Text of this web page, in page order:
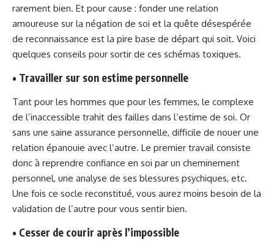
rarement bien. Et pour cause : fonder une relation
amoureuse sur la négation de soi et la quête désespérée
de reconnaissance est la pire base de départ qui soit. Voici
quelques conseils pour sortir de ces schémas toxiques.
• Travailler sur son estime personnelle
Tant pour les hommes que pour les femmes, le complexe
de l’inaccessible trahit des failles dans l’estime de soi. Or
sans une saine assurance personnelle, difficile de nouer une
relation épanouie avec l’autre. Le premier travail consiste
donc à reprendre confiance en soi par un cheminement
personnel, une analyse de ses blessures psychiques, etc.
Une fois ce socle reconstitué, vous aurez moins besoin de la
validation de l’autre pour vous sentir bien.
• Cesser de courir après l’impossible